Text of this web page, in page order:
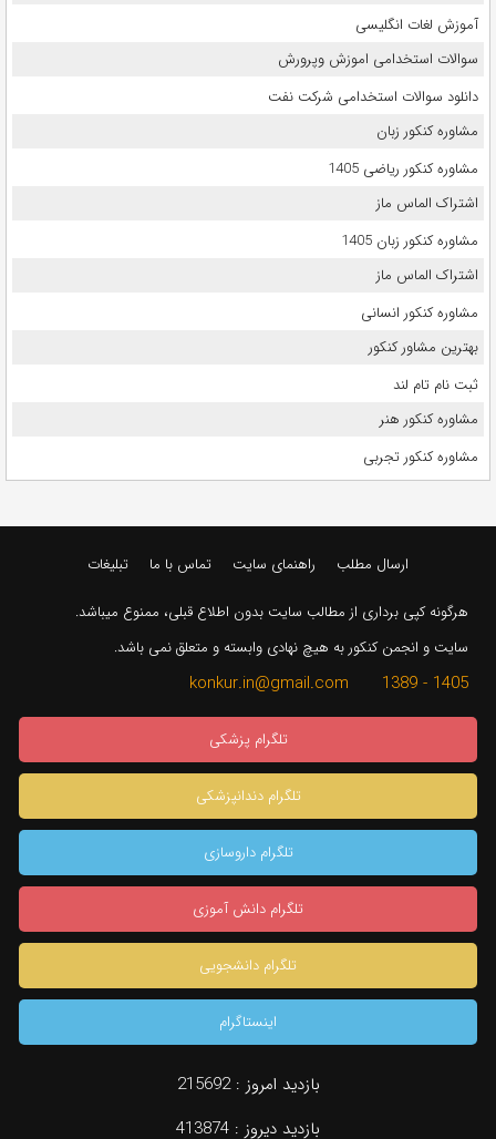
آموزش لغات انگلیسی
سوالات استخدامی اموزش وپرورش
دانلود سوالات استخدامی شرکت نفت
مشاوره کنکور زبان
مشاوره کنکور ریاضی 1405
اشتراک الماس ماز
مشاوره کنکور زبان 1405
اشتراک الماس ماز
مشاوره کنکور انسانی
بهترین مشاور کنکور
ثبت نام تام لند
مشاوره کنکور هنر
مشاوره کنکور تجربی
ارسال مطلب راهنمای سایت تماس با ما تبلیغات
هرگونه کپی برداری از مطالب سایت بدون اطلاع قبلی، ممنوع میباشد.
سایت و انجمن کنکور به هیچ نهادی وابسته و متعلق نمی باشد.
1405 - 1389 konkur.in@gmail.com
تلگرام پزشکی
تلگرام دندانپزشکی
تلگرام داروسازی
تلگرام دانش آموزی
تلگرام دانشجویی
اینستاگرام
بازدید امروز :215692
بازدید دیروز : 413874